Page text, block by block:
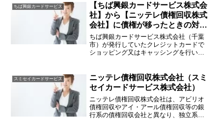
ちば興銀カードサービス
【ちば興銀カードサービス株式会
社】から【ニッテレ債権回収株式
会社】に債権が移ったときの対処
法
ちば興銀カードサービス株式会社（千葉
市）が発行していたクレジットカードで
ショッピング又はキャッシングを行い返
しまい、請求を受けることがあります。
ちば興銀カードサービス株...
スミセイカードサービス
ニッテレ債権回収株式会社（スミ
セイカードサービス株式会社）
ニッテレ債権回収株式会社は、アビリオ
債権回収やアイ・アール債権回収等の銀
行系の債権回収会社と異なり、独立系の